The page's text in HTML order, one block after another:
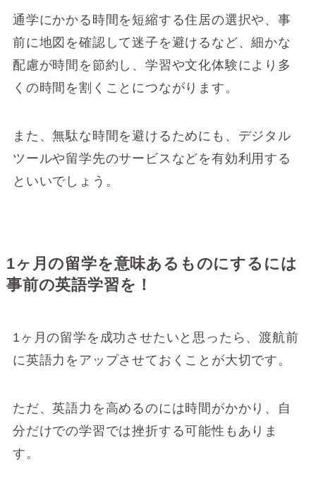
通学にかかる時間を短縮する住居の選択や、事
前に地図を確認して迷子を避けるなど、細かな
配慮が時間を節約し、学習や文化体験により多
くの時間を割くことにつながります。
また、無駄な時間を避けるためにも、デジタル
ツールや留学先のサービスなどを有効利用する
といいでしょう。
1ヶ月の留学を意味あるものにするには
事前の英語学習を！
1ヶ月の留学を成功させたいと思ったら、渡航前
に英語力をアップさせておくことが大切です。
ただ、英語力を高めるのには時間がかかり、自
分だけでの学習では挫折する可能性もありま
す。